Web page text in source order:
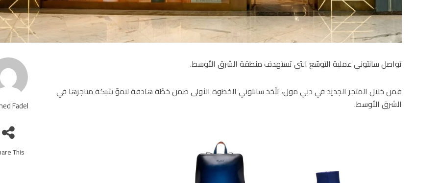
Fadel
This!
تواصل سانتوني عملية التوسّع التي تستهدف منطقة الشرق الأوسط.
فمن خلال المتجر الجديد في دبي مول، تتّخذ سانتوني الخطوة الأولى ضمن خطّة هادفة لنموّ شبكة متاجرها في
الشرق الأوسط.